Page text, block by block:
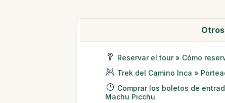
Reservar el tour » Cómo
Trek del Camino Inca »
Comprar los boletos de
Machu Picchu